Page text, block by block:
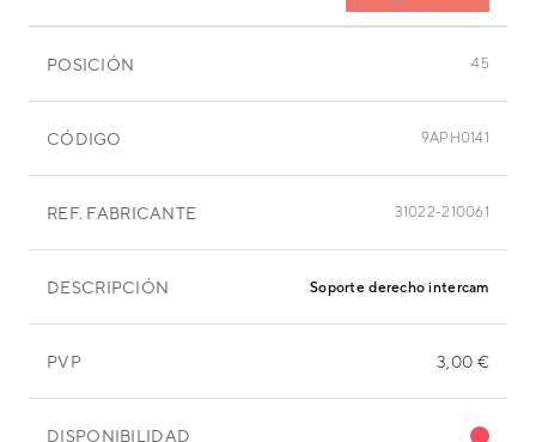
POSICIÓN 45
CÓDIGO 9APH0141
REF. FABRICANTE 31022-210061
DESCRIPCIÓN Soporte derecho intercambiador
PVP 3,00 €
DISPONIBILIDAD